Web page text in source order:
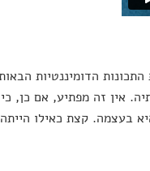
הדומיננטיות
אין זה מפתיע, אם כן, כי
בעצמה. קצת כאילו הייתה